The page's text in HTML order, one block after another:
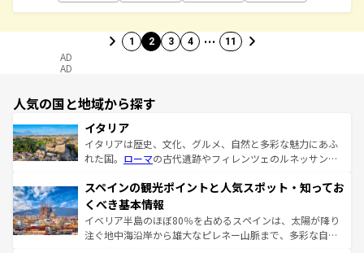
1 2 3 4 … 11
AD
AD
人気の国と地域から探す
イタリア
イタリアは歴史、文化、グルメ、自然と多彩な魅力にあふ
れた国。 ローマの古代遺跡やフィレンツェのルネッサンス
ろん、トスカーナの美しい田園風景やアマルフィ海岸の絶
景など、自然景観も見逃せない。観光の合間には、本場の
ピザやパスタなど、絶品のイタリア料理を堪能することも
できる。朝目覚めてから夜眠るまで、すべての瞬間を楽し
スペインの観光ポイントと人気スポット・知ってお
くべき基本情報
イベリア半島のほぼ80％を占めるスペインは、太陽が降り
注ぐ地中海沿岸から雄大なピレネー山脈まで、多彩な自然